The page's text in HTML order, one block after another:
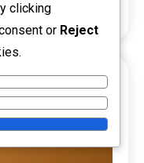
clicking
or Reject